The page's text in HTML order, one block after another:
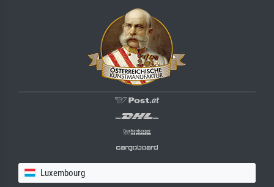
Luxembourg